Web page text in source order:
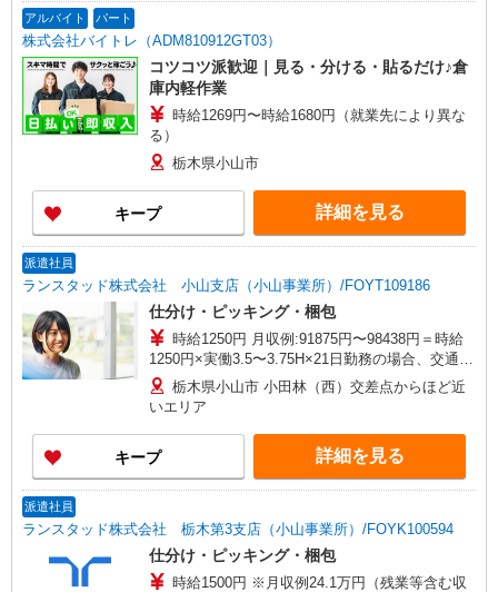
アルバイト パート
株式会社バイトレ（ADM810912GT03）
コツコツ派歓迎｜見る・分ける・貼るだけ♪倉
庫内軽作業
時給1269円〜時給1680円（就業先により異な
る）
栃木県小山市
キープ 詳細を見る
派遣社員
ランスタッド株式会社 小山支店（小山事業所）/FOYT109186
仕分け・ピッキング・梱包
時給1250円 月収例:91875円〜98438円＝時給
1250円×実働3.5〜3.75H×21日勤務の場合、交通費
別途支給 ※交通費実費支給／当社規定あり。
栃木県小山市 小田林（西）交差点からほど近
いエリア
キープ 詳細を見る
派遣社員
ランスタッド株式会社 栃木第3支店（小山事業所）/FOYK100594
仕分け・ピッキング・梱包
時給1500円 ※月収例24.1万円（残業等含む収